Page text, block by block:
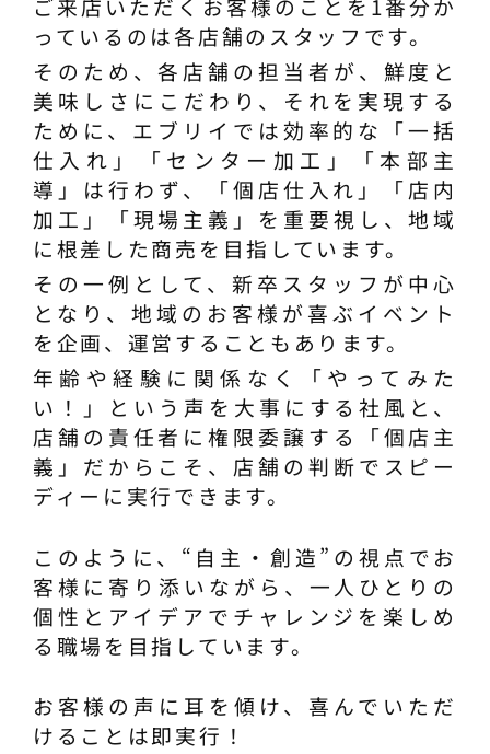
ご来店いただくお客様のことを1番分か
っているのは各店舗のスタッフです。
そのため、各店舗の担当者が、鮮度と
美味しさにこだわり、それを実現する
ために、エブリイでは効率的な「一括
仕入れ」「センター加工」「本部主
導」は行わず、「個店仕入れ」「店内
加工」「現場主義」を重要視し、地域
に根差した商売を目指しています。
その一例として、新卒スタッフが中心
となり、地域のお客様が喜ぶイベント
を企画、運営することもあります。
年齢や経験に関係なく「やってみた
い！」という声を大事にする社風と、
店舗の責任者に権限委譲する「個店主
義」だからこそ、店舗の判断でスピー
ディーに実行できます。
このように、“自主・創造”の視点でお
客様に寄り添いながら、一人ひとりの
個性とアイデアでチャレンジを楽しめ
る職場を目指しています。
お客様の声に耳を傾け、喜んでいただ
けることは即実行！